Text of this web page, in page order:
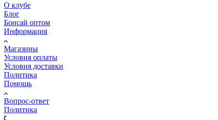
О клубе
Блог
Бонсай оптом
Информация
Магазины
Условия оплаты
Условия доставки
Политика
Помощь
Вопрос-ответ
Политика